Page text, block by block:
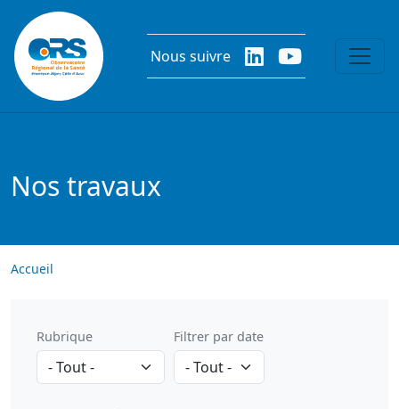
Aller au contenu principal
Nous suivre
Nos travaux
Accueil
Rubrique Filtrer par date